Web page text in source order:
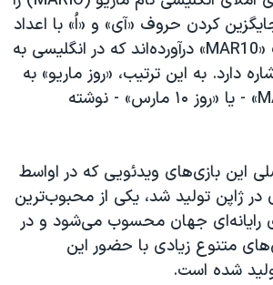
کردن حروف «آی» و «اُ» با اعداد
«۱» و «۰» به صورت «MAR10» درآورده‌اند که در انگلیسی به
دارد. به این ترتیب، «روز ماریو» به
صورت «MAR10 Day» - یا «روز ۱۰ مارس» - نوشته
این بازی‌های ویدئویی که در اواسط
ژاپن تولید شد، یکی از محبوب‌ترین
رایانه‌ای جهان محسوب می‌شود و در
متنوع زیادی با حضور این
شده است.